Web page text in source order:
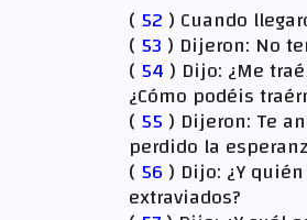
( 52 ) Cuando
( 53 ) Dijeron: No
( 54 ) Dijo: ¿Me
¿Cómo podéis
( 55 ) Dijeron: Te
perdido la
( 56 ) Dijo: ¿Y
extraviados?